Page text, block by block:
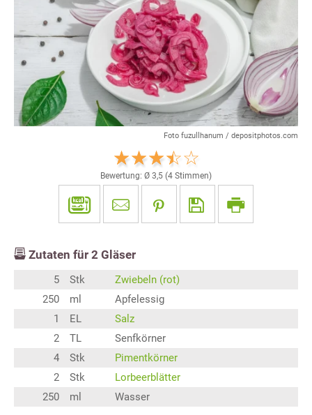
Foto fuzullhanum / depositphotos.com
Bewertung: Ø 3,5 (4 Stimmen)
Zutaten für 2 Gläser
5 Stk
Zwiebeln (rot)
250
ml
Apfelessig
1
EL
Salz
2
TL
Senfkörner
4
Stk
Pimentkörner
2
Stk
Lorbeerblätter
250
ml Wasser